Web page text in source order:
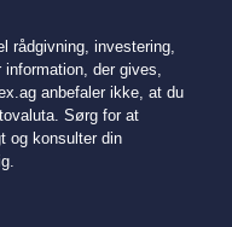
rådgivning, investering,
information, der gives,
anbefaler ikke, at du
Sørg for at
og konsulter din